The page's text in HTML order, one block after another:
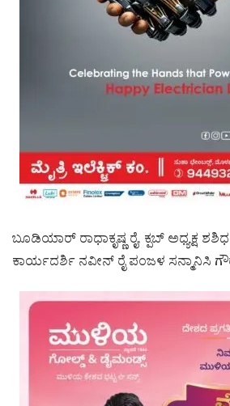
ಬೂಡಿಯಾರ್ ರಾಧಾಕೃಷ್ಣ ರೈ, ಕ್ಪಬ್ ಅಧ್ಯಕ್ಷ
ಕಾರ್ಯದರ್ಶಿ ನವೀನ್ ರೈ ಪಂಜಳ ಸನ್ಮಾನಿಸಿ